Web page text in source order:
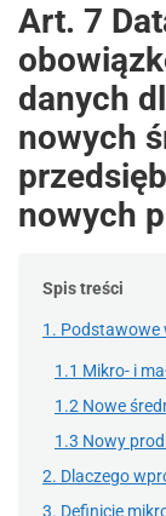
Art. 7
danych
nowych
nowych
Spis treści
1. Podstawowe
1.1 Mikro- i
1.2 Nowe
1.3 Nowy
2. Dlaczego
3. Definicje